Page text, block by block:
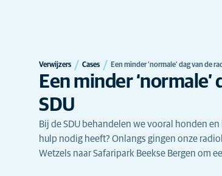
Verwijzers Cases Een minder ‘normale’ dag van de
Een minder
SDU
Bij de SDU behandelen we vooral honden
hulp nodig heeft? Onlangs gingen onze
Wetzels naar Safaripark Beekse Bergen om